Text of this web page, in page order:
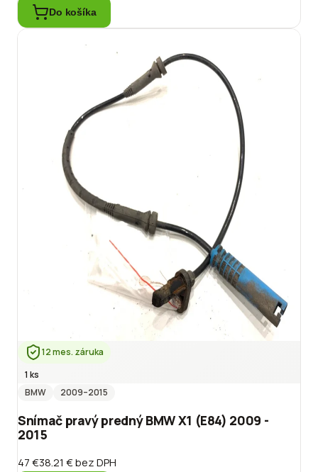
Do košíka
12 mes. záruka
1 ks
BMW
2009–2015
Snímač pravý predný BMW X1 (E84) 2009 -
2015
47 €38.21 €bez DPH